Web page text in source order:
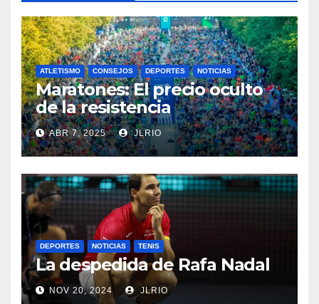
ATLETISMO CONSEJOS DEPORTES NOTICIAS
Maratones: El precio oculto
de la resistencia
ABR 7, 2025 JLRIO
DEPORTES NOTICIAS TENIS
La despedida de Rafa Nadal
NOV 20, 2024 JLRIO